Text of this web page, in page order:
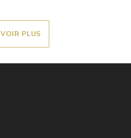
VOIR PLUS